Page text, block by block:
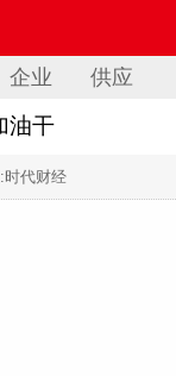
企业 供应
油干
时代财经